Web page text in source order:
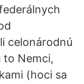
celonárodnú
to Nemci,
(hoci sa